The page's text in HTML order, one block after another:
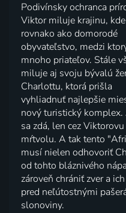
Podivínsky ochranca
Viktor miluje krajinu,
rovnako ako domorodé
obyvateľstvo, medzi
mnoho priateľov. Stále
miluje aj svoju bývalú
Charlottu, ktorá prišla
vyhliadnuť najlepšie
nový turistický komplex.
sa zdá, len cez Viktorovu
mŕtvolu. A tak tento
musí nielen odhovoriť
od tohto bláznivého
zároveň chrániť zver a
pred neľútostnými
slonoviny.